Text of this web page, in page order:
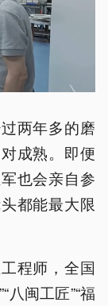
两年多的磨
成熟。即便
也会亲自参
都能最大限
程师，全国
八闽工匠”“福